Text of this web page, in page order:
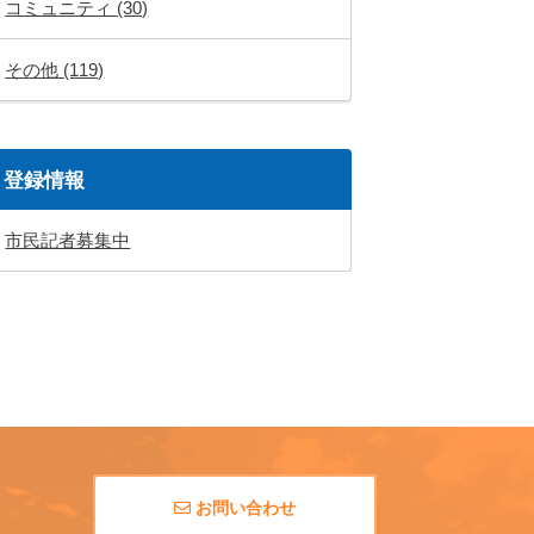
コミュニティ (30)
その他 (119)
登録情報
市民記者募集中
お問い合わせ